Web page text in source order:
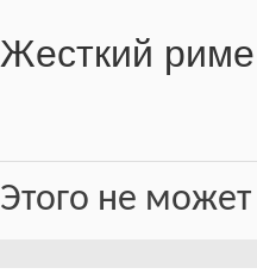
Жесткий
Этого не